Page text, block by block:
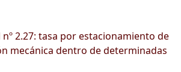
2.27: tasa por estacionamiento de
mecánica dentro de determinadas